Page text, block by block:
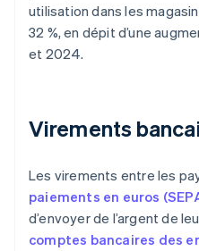
utilisation dans les
32 %, en dépit d’une
et 2024.
Virements
Les virements entre les
paiements en euros
d’envoyer de l’argent de
comptes bancaires des